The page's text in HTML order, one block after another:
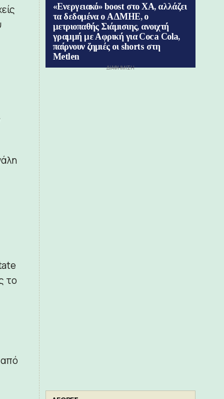
το
από
«Ενεργειακό» boost στο ΧΑ, αλλάζει
τα δεδομένα ο ΑΔΜΗΕ, ο
μετριοπαθής Σιάμισιης, ανοιχτή
γραμμή με Αφρική για Coca Cola,
παίρνουν ζημιές οι shorts στη
Metlen